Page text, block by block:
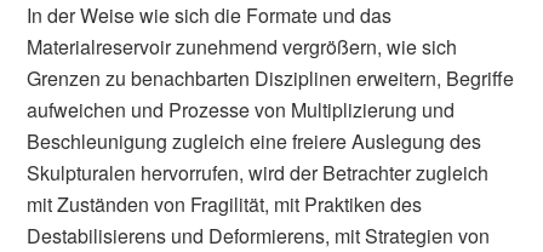
In der Weise wie sich die Formate und das
Materialreservoir zunehmend vergrößern, wie sich
Grenzen zu benachbarten Disziplinen erweitern, Begriffe
aufweichen und Prozesse von Multiplizierung und
Beschleunigung zugleich eine freiere Auslegung des
Skulpturalen hervorrufen, wird der Betrachter zugleich
mit Zuständen von Fragilität, mit Praktiken des
Destabilisierens und Deformierens, mit Strategien von